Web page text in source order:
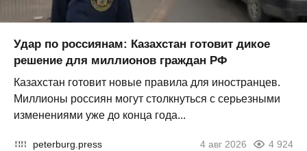
Удар по россиянам: Казахстан готовит дикое
решение для миллионов граждан РФ
Казахстан готовит новые правила для иностранцев.
Миллионы россиян могут столкнуться с серьезными
изменениями уже до конца года...
peterburg.press 4 авг 2026 4 924